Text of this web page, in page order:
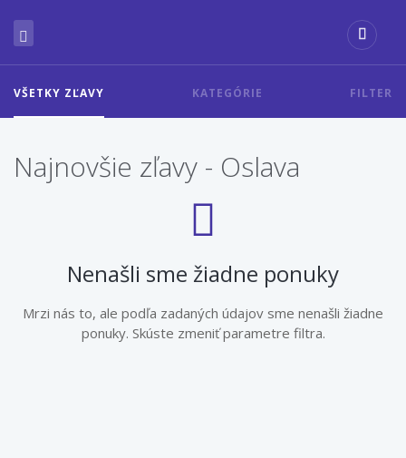
VŠETKY ZĽAVY KATEGÓRIE FILTER
Najnovšie zľavy - Oslava
Nenašli sme žiadne ponuky
Mrzi nás to, ale podľa zadaných údajov sme nenašli žiadne
ponuky. Skúste zmeniť parametre filtra.